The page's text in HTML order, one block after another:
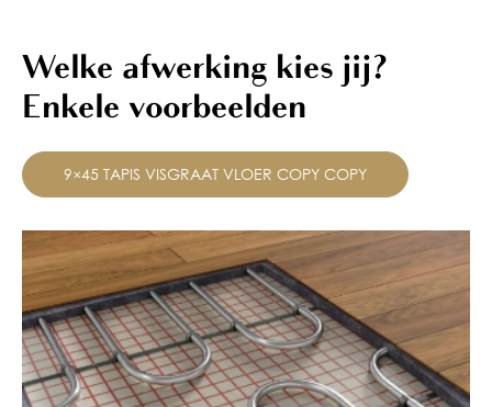
Welke afwerking kies jij?
Enkele voorbeelden
9×45 TAPIS VISGRAAT VLOER COPY COPY